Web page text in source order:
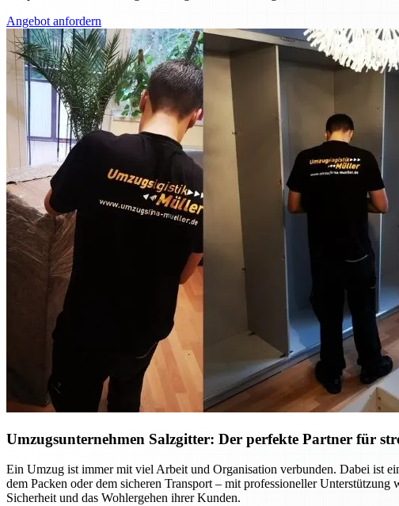
Angebot anfordern
Umzugsunternehmen Salzgitter: Der perfekte Partner für
Ein Umzug ist immer mit viel Arbeit und Organisation verbunden. Dabei ist
dem Packen oder dem sicheren Transport – mit professioneller
Sicherheit und das Wohlergehen ihrer Kunden.